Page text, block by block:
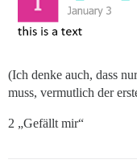
(Ich denke auch, dass
muss, vermutlich der
2 „Gefällt mir“